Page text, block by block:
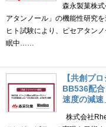
森永製菓株
アタンノール」の機能性研究
ヒト試験により、ピセアタン
眠中……
【共創プ
BB536配
速度の減
株式会社